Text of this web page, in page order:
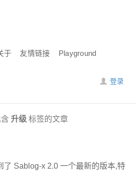
于 友情链接 Playground
登录
升级 标签的文章
了 Sablog-x 2.0 一个最新的版本,特